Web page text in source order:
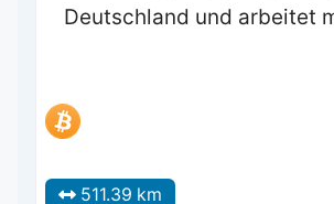
Deutschland und arbeitet
511.39 km